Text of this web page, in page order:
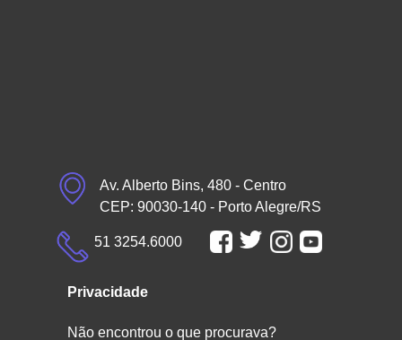
Av. Alberto Bins, 480 - Centro
CEP: 90030-140 - Porto Alegre/RS
51 3254.6000
Privacidade
Não encontrou o que procurava?